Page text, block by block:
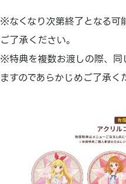
※なくなり次第終了となる可
ご了承ください。
※特典を複数お渡しの際、同
ますのであらかじめご了承く